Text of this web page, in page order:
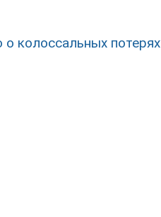
о колоссальных потерях